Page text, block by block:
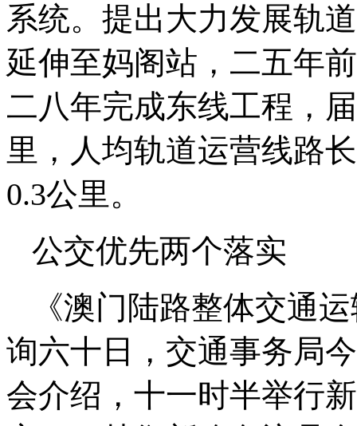
系统。提出大力发展轨
延伸至妈阁站，二五年
二八年完成东线工程，
里，人均轨道运营线路
0.3公里。
公交优先两个落实
《澳门陆路整体交通
询六十日，交通事务局
会介绍，十一时半举行